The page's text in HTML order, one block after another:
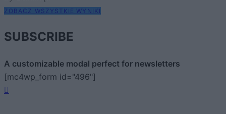
ZOBACZ WSZYSTKIE WYNIKI
SUBSCRIBE
A customizable modal perfect for newsletters
[mc4wp_form id="496"]